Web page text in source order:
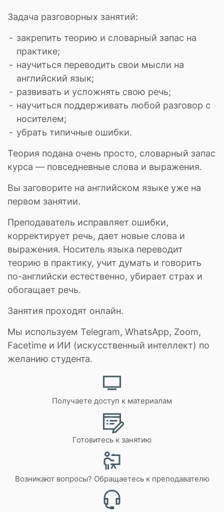
Задача разговорных занятий:
закрепить теорию и словарный запас на
практике;
научиться переводить свои мысли на
английский язык;
развивать и усложнять свою речь;
научиться поддерживать любой разговор с
носителем;
убрать типичные ошибки.
Теория подана очень просто, словарный запас
курса — повседневные слова и выражения.
Вы заговорите на английском языке уже на
первом занятии.
Преподаватель исправляет ошибки,
корректирует речь, дает новые слова и
выражения. Носитель языка переводит
теорию в практику, учит думать и говорить
по-английски естественно, убирает страх и
обогащает речь.
Занятия проходят онлайн.
Мы используем Telegram, WhatsApp, Zoom,
Facetime и ИИ (искусственный интеллект) по
желанию студента.
Получаете доступ к материалам
Готовитесь к занятию
Возникают вопросы? Обращаетесь к преподавателю